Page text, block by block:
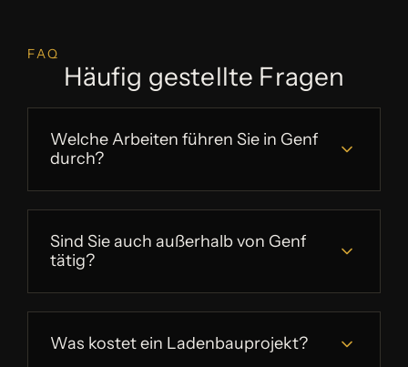
FAQ
Häufig gestellte Fragen
Welche Arbeiten führen Sie in Genf
durch?
Sind Sie auch außerhalb von Genf
tätig?
Was kostet ein Ladenbauprojekt?